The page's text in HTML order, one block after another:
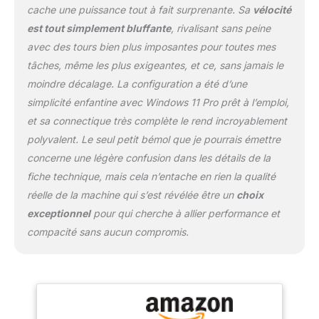
l'Intel NUC 12 assure une
expérience visuelle
exceptionnelle. Le NUC
un écran 8K ou jusqu'à
quatre écrans 4K
simultanément, facilitant
le multitâche. Le support
de montage VESA inclus
optimise l'espace pour
une configuration
élégante. Plongez dans
une expérience visuelle
immersive. [Options de
stockage améliorées
pour des performances
capacités de stockage
et les performances, le
mini ordinateur de bureau
cache une puissance tout à fait surprenante. Sa vélocité
est tout simplement bluffante, rivalisant sans peine
avec des tours bien plus imposantes pour toutes mes
tâches, même les plus exigeantes, et ce, sans jamais le
moindre décalage. La configuration a été d’une
simplicité enfantine avec Windows 11 Pro prêt à l’emploi,
et sa connectique très complète le rend incroyablement
polyvalent. Le seul petit bémol que je pourrais émettre
concerne une légère confusion dans les détails de la
fiche technique, mais cela n’entache en rien la qualité
réelle de la machine qui s’est révélée être un choix
exceptionnelpour qui cherche à allier performance et
compacité sans aucun compromis.